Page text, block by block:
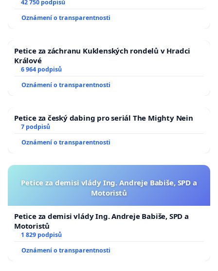
144 jednacího řádu Senátu k návrhu na přijetí
republiky
42 750 podpisů
Oznámení o transparentnosti
Petice za záchranu Kuklenských rondelů v Hradci
Králové
6 964 podpisů
Oznámení o transparentnosti
Petice za český dabing pro seriál The Mighty Nein
7 podpisů
Oznámení o transparentnosti
Petice za demisi vlády Ing. Andreje Babiše, SPD a
Motoristů
Petice za demisi vlády Ing. Andreje Babiše, SPD a
Motoristů
1 829 podpisů
Oznámení o transparentnosti